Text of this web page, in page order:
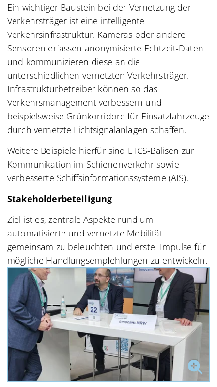
Ein wichtiger Baustein bei der Vernetzung der
Verkehrsträger ist eine intelligente
Verkehrsinfrastruktur. Kameras oder andere
Sensoren erfassen anonymisierte Echtzeit-Daten
und kommunizieren diese an die
unterschiedlichen vernetzten Verkehrsträger.
Infrastrukturbetreiber können so das
Verkehrsmanagement verbessern und
beispielsweise Grünkorridore für Einsatzfahrzeuge
durch vernetzte Lichtsignalanlagen schaffen.
Weitere Beispiele hierfür sind ETCS-Balisen zur
Kommunikation im Schienenverkehr sowie
verbesserte Schiffsinformationssysteme (AIS).
Stakeholderbeteiligung
Ziel ist es, zentrale Aspekte rund um
automatisierte und vernetzte Mobilität
gemeinsam zu beleuchten und erste Impulse für
mögliche Handlungsempfehlungen zu entwickeln.